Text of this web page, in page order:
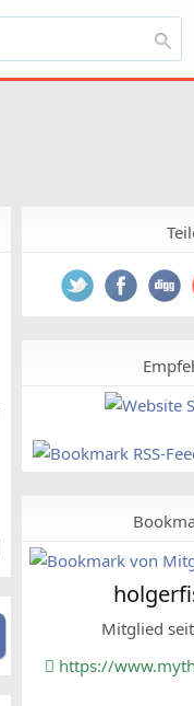
Mitglied
https://